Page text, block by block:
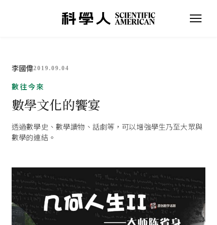
李國偉2019.09.04
數往今來
數學文化的饗宴
透過數學史、數學讀物、話劇等，可以增強學生乃至大眾與
數學的連結。